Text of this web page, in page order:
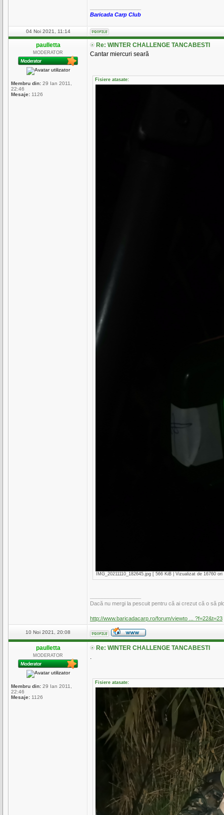
Baricada Carp Club
04 Noi 2021, 11:14
paulletta
MODERATOR
Membru din: 29 Ian 2011,
22:46
Mesaje: 1126
Re: WINTER CHALLENGE TANCABESTI
Cantar miercuri seară
Fisiere atasate:
IMG_20211110_182645.jpg [ 566 KiB | Vizualizat de 16760 ori
Dacă nu mergi la pescuit pentru că ai crezut că o să
http://www.baricadacarp.ro/forum/viewto ... ?f=22&t=23
10 Noi 2021, 20:08
paulletta
MODERATOR
Membru din: 29 Ian 2011,
22:46
Mesaje: 1126
Re: WINTER CHALLENGE TANCABESTI
.
Fisiere atasate: